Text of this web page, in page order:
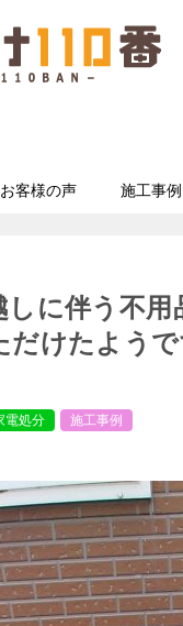
お客様の声 施工事例
しに伴う不
けたようで
電処分 施工事例